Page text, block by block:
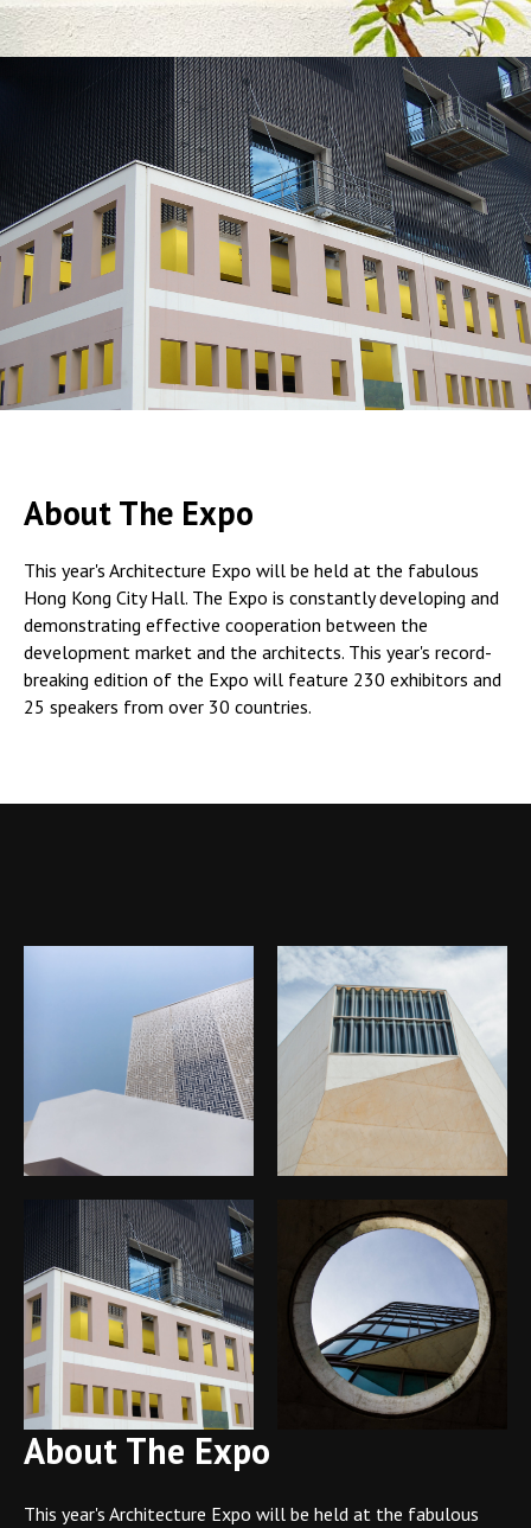
About The Expo
This year's Architecture Expo will be held at the fabulous
Hong Kong City Hall. The Expo is constantly developing and
demonstrating effective cooperation between the
development market and the architects. This year's record-
breaking edition of the Expo will feature 230 exhibitors and
25 speakers from over 30 countries.
About The Expo
This year's Architecture Expo will be held at the fabulous